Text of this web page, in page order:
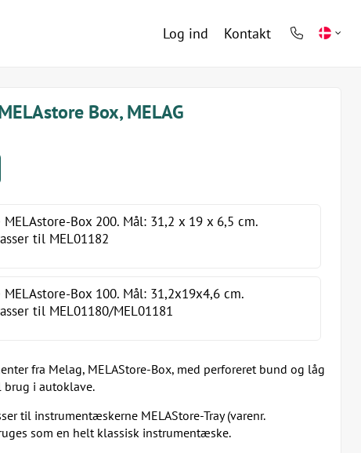
Log ind Kontakt
phone
Box, MELAG
Box 200. Mål: 31,2 x 19 x 6,5 cm.
til MEL01182
Box 100. Mål: 31,2x19x4,6 cm.
til MEL01180/MEL01181
fra Melag, MELAStore-Box, med perforeret bund og låg
i autoklave.
til instrumentæskerne MELAStore-Tray (varenr.
som en helt klassisk instrumentæske.